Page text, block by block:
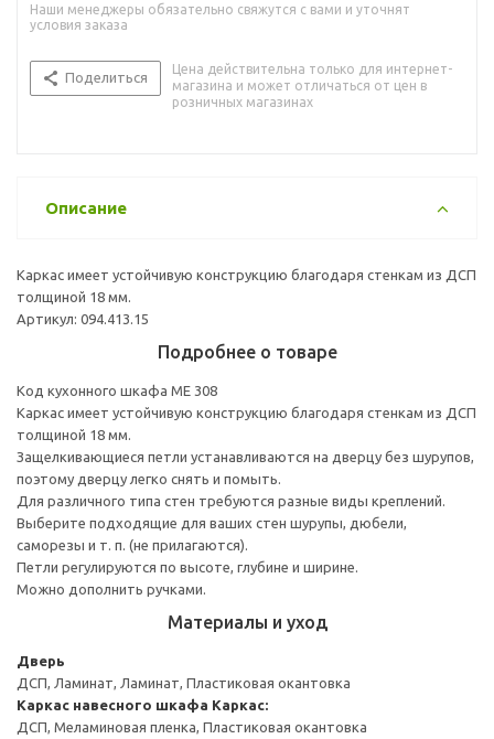
Наши менеджеры обязательно свяжутся с вами и уточнят
условия заказа
Поделиться
Цена действительна только для интернет-
магазина и может отличаться от цен в
розничных магазинах
Описание
Каркас имеет устойчивую конструкцию благодаря стенкам из ДСП
толщиной 18 мм.
Артикул: 094.413.15
Подробнее о товаре
Код кухонного шкафа ME 308
Каркас имеет устойчивую конструкцию благодаря стенкам из ДСП
толщиной 18 мм.
Защелкивающиеся петли устанавливаются на дверцу без шурупов,
поэтому дверцу легко снять и помыть.
Для различного типа стен требуются разные виды креплений.
Выберите подходящие для ваших стен шурупы, дюбели,
саморезы и т. п. (не прилагаются).
Петли регулируются по высоте, глубине и ширине.
Можно дополнить ручками.
Материалы и уход
Дверь
ДСП, Ламинат, Ламинат, Пластиковая окантовка
Каркас навесного шкафа Каркас:
ДСП, Меламиновая пленка, Пластиковая окантовка